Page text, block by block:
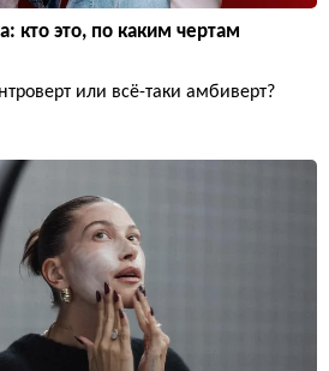
кто это, по каким чертам
или всё-таки амбиверт?